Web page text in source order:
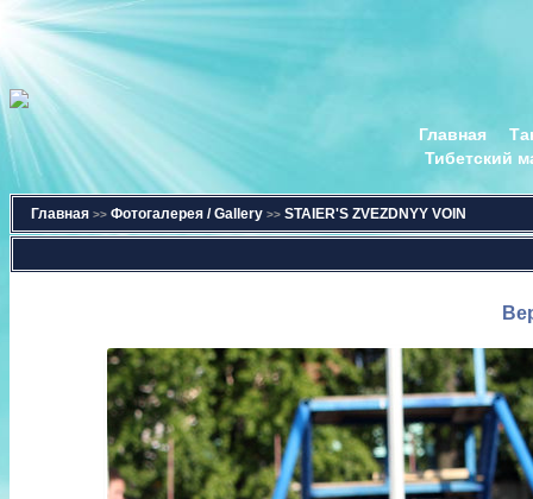
Главная
Тибетский
Главная >> Фотогалерея / Gallery >> STAIER'S ZVEZDNYY VOIN